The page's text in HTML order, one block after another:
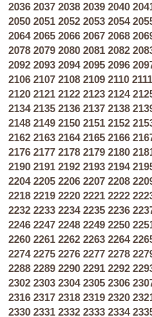
2036 2037 2038 2039 2040
2050 2051 2052 2053 2054
2064 2065 2066 2067 2068
2078 2079 2080 2081 2082
2092 2093 2094 2095 2096
2106 2107 2108 2109 2110 2111
2120 2121 2122 2123 2124
2134 2135 2136 2137 2138
2148 2149 2150 2151 2152
2162 2163 2164 2165 2166
2176 2177 2178 2179 2180
2190 2191 2192 2193 2194
2204 2205 2206 2207 2208
2218 2219 2220 2221 2222
2232 2233 2234 2235 2236
2246 2247 2248 2249 2250
2260 2261 2262 2263 2264
2274 2275 2276 2277 2278
2288 2289 2290 2291 2292
2302 2303 2304 2305 2306
2316 2317 2318 2319 2320
2330 2331 2332 2333 2334